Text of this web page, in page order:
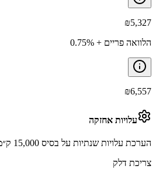
₪5,327
הלוואה פריים + 0.75%
₪6,557
עלויות אחזקה
הערכת עלויות שנתיות על בסיס 15,000 ק״מ בשנה
צריכת דלק